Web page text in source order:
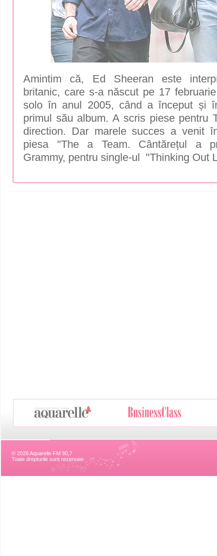
Amintim că, Ed Sheeran este
britanic, care s-a născut pe 17
solo în anul 2005, când a început și
primul său album. A scris piese pentru
direction. Dar marele succes a venit
piesa "The a Team. Cântărețul a
Grammy, pentru single-ul "Thinking Out
© 2026 Aquarelle FM 90,7
Toate drepturile sunt rezervate